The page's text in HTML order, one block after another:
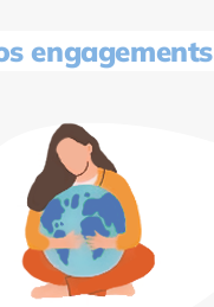
engagements